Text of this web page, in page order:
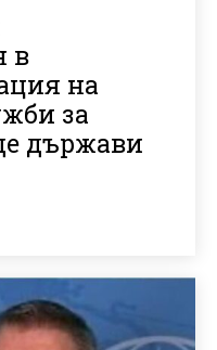
в
на
за
държави